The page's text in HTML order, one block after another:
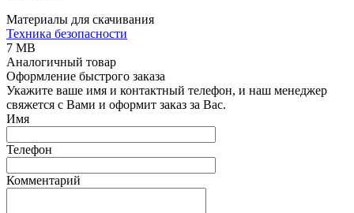
Материалы для скачивания
Техника безопасности
7 MB
Аналогичный товар
Оформление быстрого заказа
Укажите ваше имя и контактный телефон, и наш менеджер
свяжется с Вами и оформит заказ за Вас.
Имя
Телефон
Комментарий